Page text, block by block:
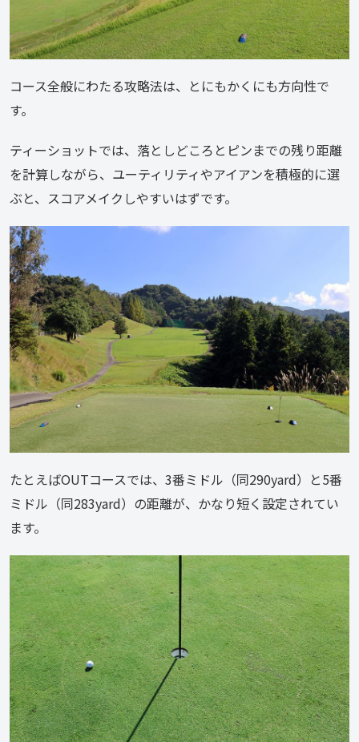
コース全般にわたる攻略法は、とにもかくにも方向性で
す。
ティーショットでは、落としどころとピンまでの残り距離
を計算しながら、ユーティリティやアイアンを積極的に選
ぶと、スコアメイクしやすいはずです。
たとえばOUTコースでは、3番ミドル（同290yard）と5番
ミドル（同283yard）の距離が、かなり短く設定されてい
ます。